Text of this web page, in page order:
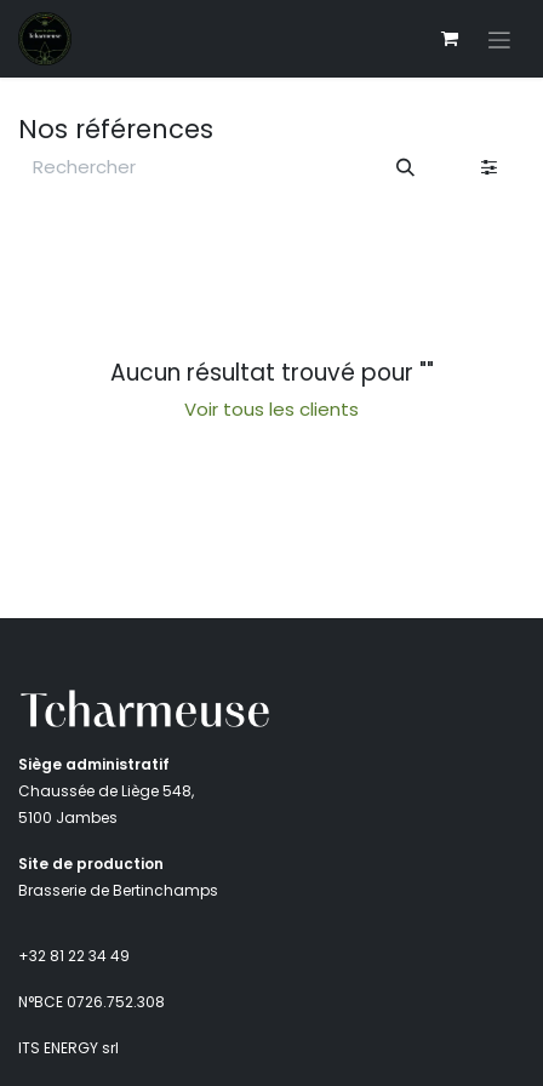
Se rendre au contenu
Nos références
Aucun résultat trouvé pour ""
Voir tous les clients
Siège administratif
Chaussée de Liège 548,
5100 Jambes
Site de production
Brasserie de Bertinchamps
+32 81 22 34 49
N°BCE 0726.752.308
ITS ENERGY srl